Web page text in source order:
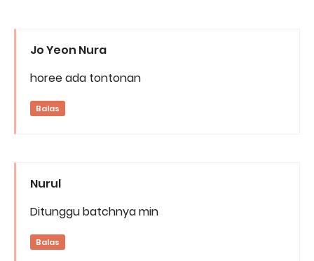
Jo Yeon Nura
horee ada tontonan
Balas
Nurul
Ditunggu batchnya min
Balas